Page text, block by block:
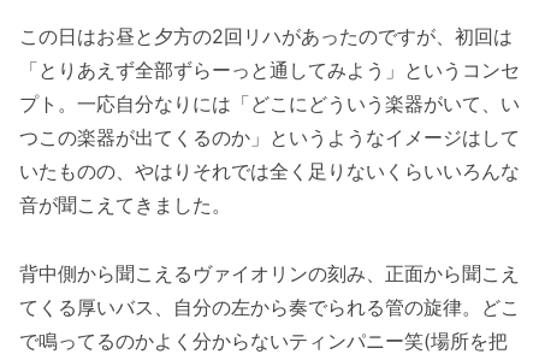
この日はお昼と夕方の2回リハがあったのですが、初回は
「とりあえず全部ずらーっと通してみよう」というコンセ
プト。一応自分なりには「どこにどういう楽器がいて、い
つこの楽器が出てくるのか」というようなイメージはして
いたものの、やはりそれでは全く足りないくらいいろんな
音が聞こえてきました。
背中側から聞こえるヴァイオリンの刻み、正面から聞こえ
てくる厚いバス、自分の左から奏でられる管の旋律。どこ
で鳴ってるのかよく分からないティンパニー笑(場所を把